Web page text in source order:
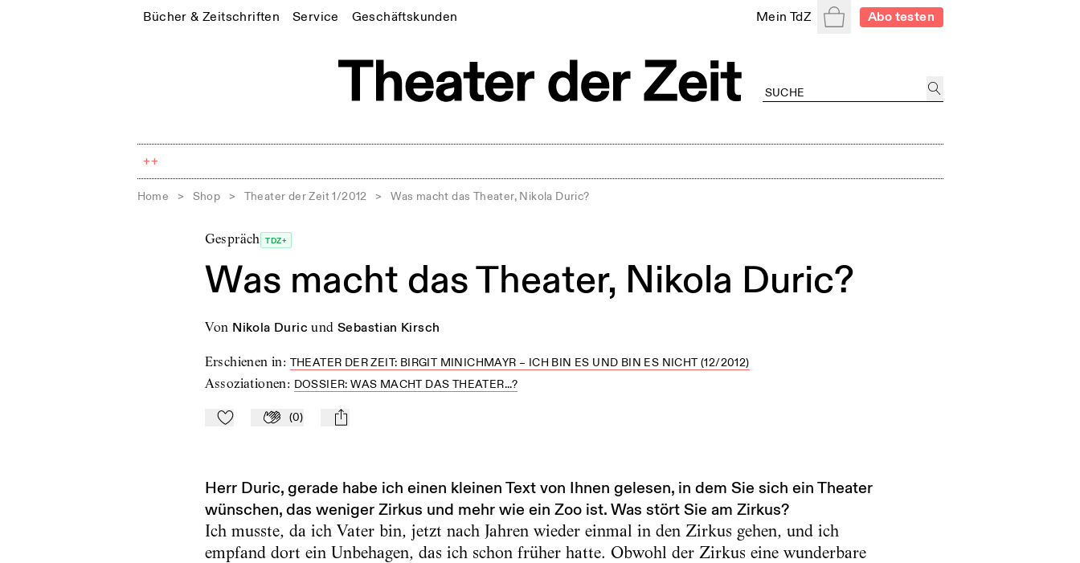
Bücher & Zeitschriften Service Geschäftskunden Mein TdZ WarenkorbAbo testen
++
Home > Shop > Theater der Zeit 1/2012 > Was macht das Theater, Nikola Duric?
Gespräch TDZ+
Was macht das Theater, Nikola Duric?
von Nikola Duric und Sebastian Kirsch
Erschienen in: THEATER DER ZEIT: BIRGIT MINICHMAYR – ICH BIN ES UND BIN ES NICHT (12/2012)
Assoziationen: DOSSIER: WAS MACHT DAS THEATER...?
Zu Mein-TdZ hinzufügen
Applaudieren
(0) mail
Herr Duric, gerade habe ich einen kleinen Text von Ihnen gelesen, in dem Sie sich ein Theater
wünschen, das weniger Zirkus und mehr wie ein Zoo ist. Was stört Sie am Zirkus?
Ich musste, da ich Vater bin, jetzt nach Jahren wieder einmal in den Zirkus gehen, und ich
empfand dort ein Unbehagen, das ich schon früher hatte. Obwohl der Zirkus eine wunderbare